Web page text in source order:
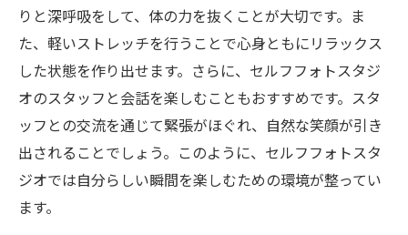
りと深呼吸をして、体の力を抜くことが大切です。ま
た、軽いストレッチを行うことで心身ともにリラックス
した状態を作り出せます。さらに、セルフフォトスタジ
オのスタッフと会話を楽しむこともおすすめです。スタ
ッフとの交流を通じて緊張がほぐれ、自然な笑顔が引き
出されることでしょう。このように、セルフフォトスタ
ジオでは自分らしい瞬間を楽しむための環境が整ってい
ます。